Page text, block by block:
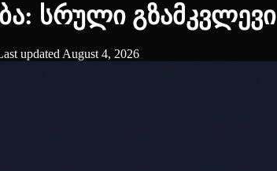
სრული გზამკვლევი
updated August 4, 2026